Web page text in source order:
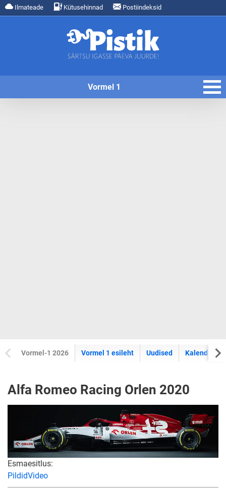
Ilmateade Kütusehinnad Postiindeksid
Vormel 1
Vormel-1 2026 Vormel 1 esileht Uudised Kalender
Alfa Romeo Racing Orlen 2020
Esmaesitlus:
PildidVideo